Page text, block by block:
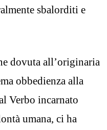
sbalorditi e
dovuta all’originaria
obbedienza alla
Verbo incarnato
umana, ci ha